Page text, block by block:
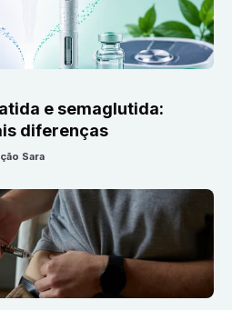
e semaglutida:
diferenças
Sara